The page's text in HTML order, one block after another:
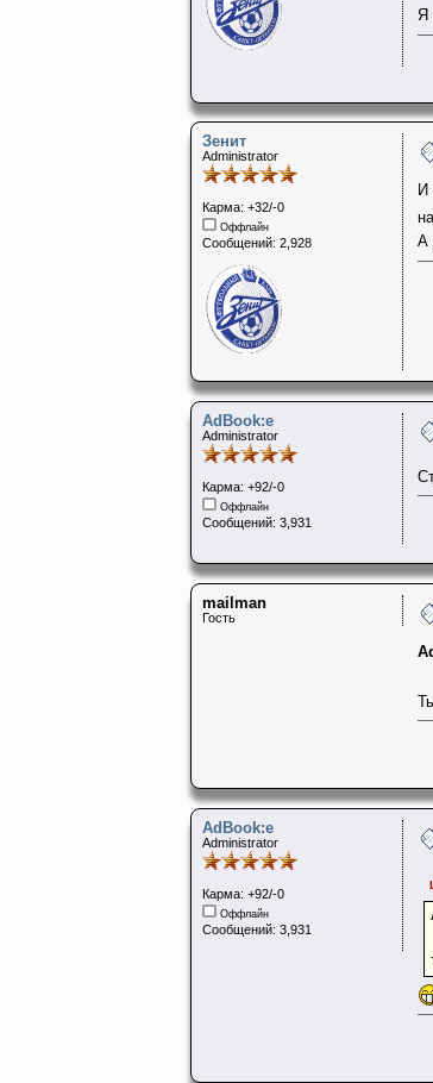
Я
Зенит
Administrator
Карма: +32/-0
Оффлайн
Сообщений: 2,928
И
А
AdBook:e
Administrator
Карма: +92/-0
Оффлайн
Сообщений: 3,931
mailman
Гость
AdBook:e
Administrator
Карма: +92/-0
Оффлайн
Сообщений: 3,931